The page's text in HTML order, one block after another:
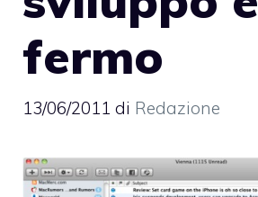
fermo
13/06/2011 di Redazione